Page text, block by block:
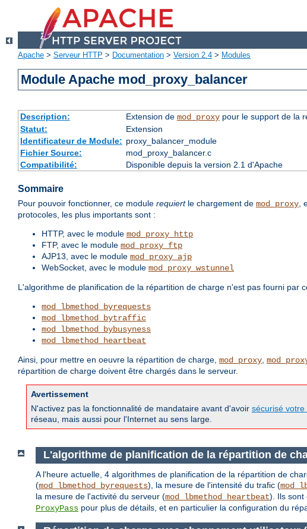
Apache > Serveur HTTP > Documentation > Version 2.4 > Modules
Module Apache mod_proxy_balancer
Description: Extension de mod_proxypour le support de la
Statut:
Extension
Identificateur de Module: proxy_balancer_module
Fichier Source:
mod_proxy_balancer.c
Compatibilité:
Disponible depuis la version 2.1 d'Apache
Sommaire
Pour pouvoir fonctionner, ce module requiertle chargement de mod_proxy,
protocoles, les plus importants sont :
HTTP, avec le module mod_proxy_http
FTP, avec le module mod_proxy_ftp
AJP13, avec le module mod_proxy_ajp
WebSocket, avec le module mod_proxy_wstunnel
L'algorithme de planification de la répartition de charge n'est pas fourni par
mod_lbmethod_byrequests
mod_lbmethod_bytraffic
mod_lbmethod_bybusyness
mod_lbmethod_heartbeat
Ainsi, pour mettre en oeuvre la répartition de charge, mod_proxy,
répartition de charge doivent être chargés dans le serveur.
Avertissement
N'activez pas la fonctionnalité de mandataire avant d'avoir sécurisé votre
réseau, mais aussi pour l'Internet au sens large.
L'algorithme de planification de la répartition de
A l'heure actuelle, 4 algorithmes de planification de la répartition de
(mod_lbmethod_byrequests), la mesure de l'intensité du trafic (
la mesure de l'activité du serveur (mod_lbmethod_heartbeat). Ils sont
ProxyPass pour plus de détails, et en particulier la configuration du